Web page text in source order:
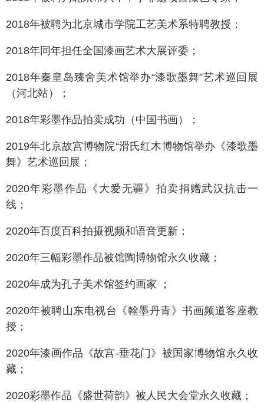
2018年被聘为北京城市学院工艺美术系特聘教授；
2018年同年担任全国漆画艺术大展评委；
2018年秦皇岛臻舍美术馆举办“漆歌墨舞”艺术巡回展
（河北站）；
2018年彩墨作品拍卖成功（中国书画）；
2019年北京故宫博物院“滑氏红木博物馆举办《漆歌墨
舞》艺术巡回展；
2020年彩墨作品《大爱无疆》拍卖捐赠武汉抗击一
线；
2020年百度百科拍摄视频和语音更新；
2020年三幅彩墨作品被馆陶博物馆永久收藏；
2020年成为孔子美术馆签约画家 ；
2020年被聘山东电视台《翰墨丹青》书画频道客座教
授；
2020年漆画作品《故宫-垂花门》被国家博物馆永久收
藏；
2020彩墨作品《盛世荷韵》被人民大会堂永久收藏；